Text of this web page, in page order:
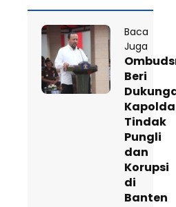
Baca
Juga
Beri
Kapolda
Tindak
Pungli
dan
Korupsi
di
Banten